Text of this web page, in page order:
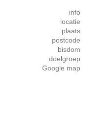
info
locatie
plaats
postcode
bisdom
doelgroep
Google map